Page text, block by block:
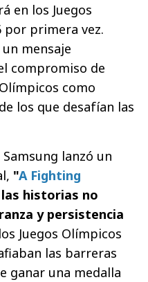
en los Juegos
por primera vez.
mensaje
compromiso de
como
los que desafían las
lanzó un
"A Fighting
historias no
y persistencia
Juegos Olímpicos
las barreras
ganar una medalla